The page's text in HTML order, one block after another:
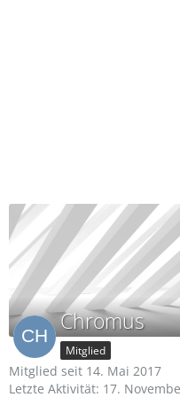
Chromus
Mitglied
Mitglied seit 14. Mai 2017
Letzte Aktivität: 17.